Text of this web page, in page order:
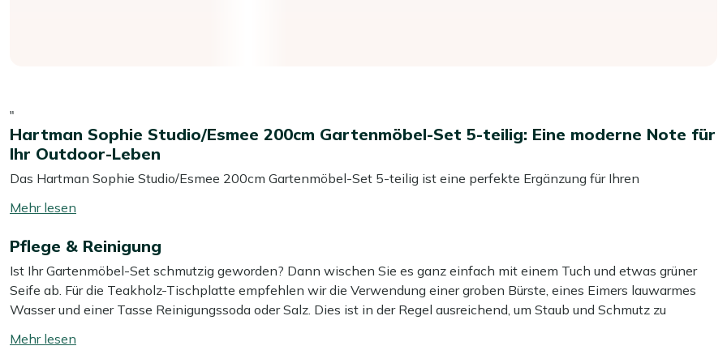
"
Hartman Sophie Studio/Esmee 200cm Gartenmöbel-Set 5-teilig: Eine moderne Note für
Ihr Outdoor-Leben
Das Hartman Sophie Studio/Esmee 200cm Gartenmöbel-Set 5-teilig ist eine perfekte Ergänzung für Ihren
Kombination aus der fröhlichen gelben Farbe, dem langlebigen Teakholz und dem leichten Aluminium schafft eine
einladende Atmosphäre in jedem Garten.
Eigenschaften
Dieses fünfteilige Gartenmöbel-Set ist von der Marke Hartman, einem vertrauenswürdigen Namen in der Welt der
Stühlen. Sowohl die Stühle als auch der Tisch haben eine spielerische gelbe Farbe, die für ein frisches und lebendiges
umschalten
Pflege & Reinigung
Ist Ihr Gartenmöbel-Set schmutzig geworden? Dann wischen Sie es ganz einfach mit einem Tuch und etwas grüner
Seife ab. Für die Teakholz-Tischplatte empfehlen wir die Verwendung einer groben Bürste, eines Eimers lauwarmes
Wasser und einer Tasse Reinigungssoda oder Salz. Dies ist in der Regel ausreichend, um Staub und Schmutz zu
zu reinigen. Für das beste Ergebnis verwenden Sie dabei unseren Kees Smit Multi-Oberflächen Reiniger für das